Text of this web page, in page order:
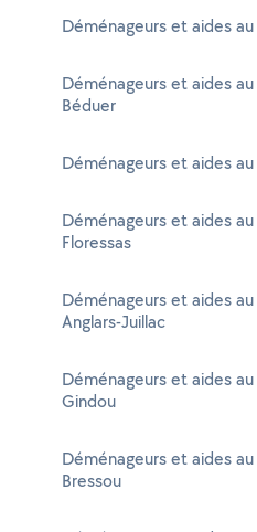
Déménageurs et aides
Déménageurs et aides
Béduer
Déménageurs et aides
Déménageurs et aides
Floressas
Déménageurs et aides
Anglars-Juillac
Déménageurs et aides
Gindou
Déménageurs et aides
Bressou